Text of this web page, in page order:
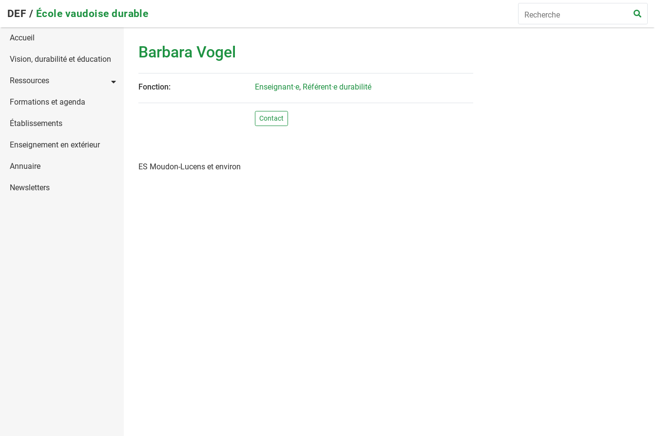
main
navigation
DEF / École vaudoise durable
Main
navigation
Accueil
Vision, durabilité et éducation
Ressources
Formations et agenda
Établissements
Enseignement en extérieur
Annuaire
Newsletters
Barbara Vogel
Fonction: Enseignant·e, Référent·e durabilité
Contact
ES Moudon-Lucens et environ